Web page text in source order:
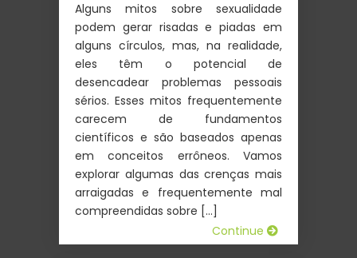
Alguns mitos sobre sexualidade
podem gerar risadas e piadas em
alguns círculos, mas, na realidade,
eles têm o potencial de
desencadear problemas pessoais
sérios. Esses mitos frequentemente
carecem de fundamentos
científicos e são baseados apenas
em conceitos errôneos. Vamos
explorar algumas das crenças mais
arraigadas e frequentemente mal
compreendidas sobre […]
Continue